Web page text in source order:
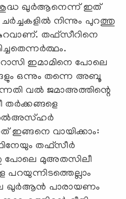
ഖുര്‍ആനെന്ന് ഇത്
നിന്നും പുറത്തു
തഫ്സീറിനെ
ഇമാമിനെ പോലെ
ഒന്നും തന്നെ അബൂ
വൽ ജമാഅത്തിന്റെ
തർക്കങ്ങളെ
അല്‍അസ്ഹര്‍
വായിക്കാം:
തഫ്സീര്‍
പോലെ മുഅതസിലീ
ഖുർആൻ പാരായണം